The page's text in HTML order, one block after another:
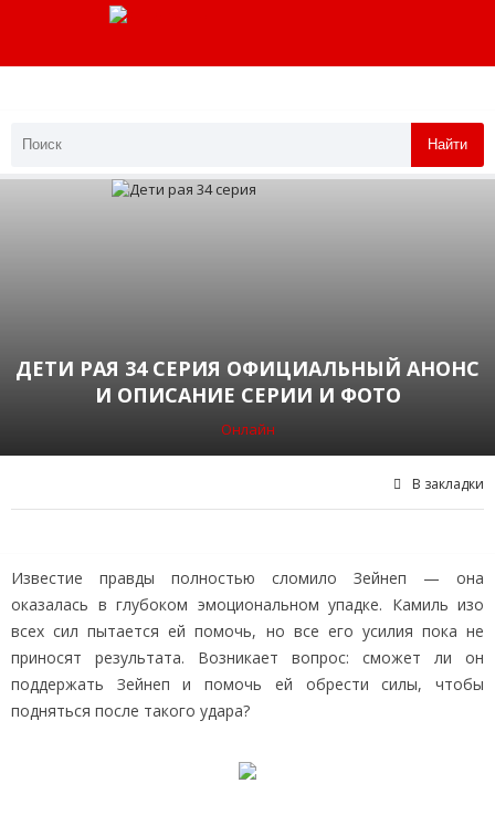
Найти
ДЕТИ РАЯ 34 СЕРИЯ ОФИЦИАЛЬНЫЙ АНОНС
И ОПИСАНИЕ СЕРИИ И ФОТО
Онлайн
В закладки
Известие правды полностью сломило Зейнеп — она
оказалась в глубоком эмоциональном упадке. Камиль изо
всех сил пытается ей помочь, но все его усилия пока не
приносят результата. Возникает вопрос: сможет ли он
поддержать Зейнеп и помочь ей обрести силы, чтобы
подняться после такого удара?